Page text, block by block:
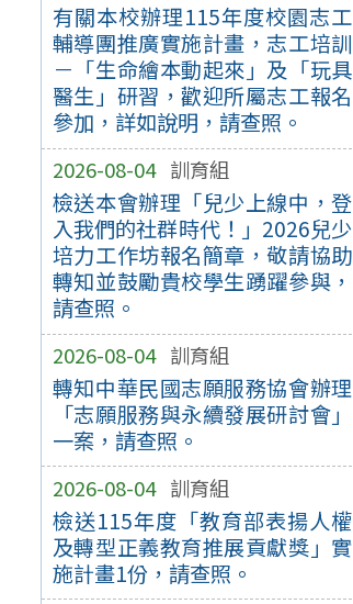
有關本校辦理115年度校園志工
輔導團推廣實施計畫，志工培訓
－「生命繪本動起來」及「玩具
醫生」研習，歡迎所屬志工報名
參加，詳如說明，請查照。
2026-08-04 訓育組
檢送本會辦理「兒少上線中，登
入我們的社群時代！」2026兒少
培力工作坊報名簡章，敬請協助
轉知並鼓勵貴校學生踴躍參與，
請查照。
2026-08-04 訓育組
轉知中華民國志願服務協會辦理
「志願服務與永續發展研討會」
一案，請查照。
2026-08-04 訓育組
檢送115年度「教育部表揚人權
及轉型正義教育推展貢獻獎」實
施計畫1份，請查照。